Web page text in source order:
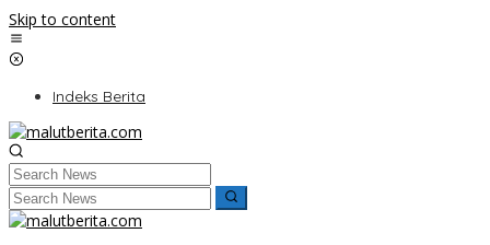
Skip to content
Indeks Berita